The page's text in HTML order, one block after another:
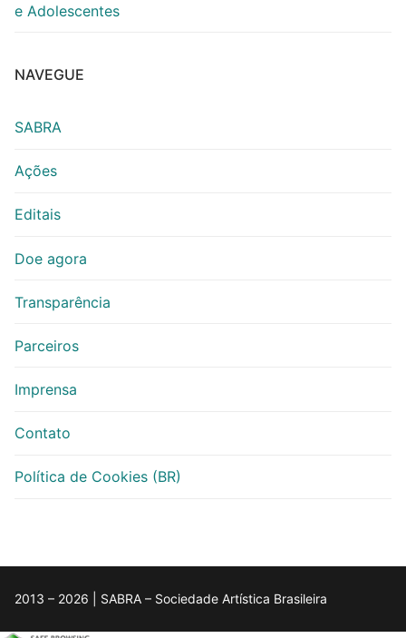
e Adolescentes
NAVEGUE
SABRA
Ações
Editais
Doe agora
Transparência
Parceiros
Imprensa
Contato
Política de Cookies (BR)
2013 – 2026 | SABRA – Sociedade Artística Brasileira